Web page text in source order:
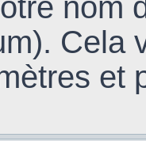
nom
Cela
et